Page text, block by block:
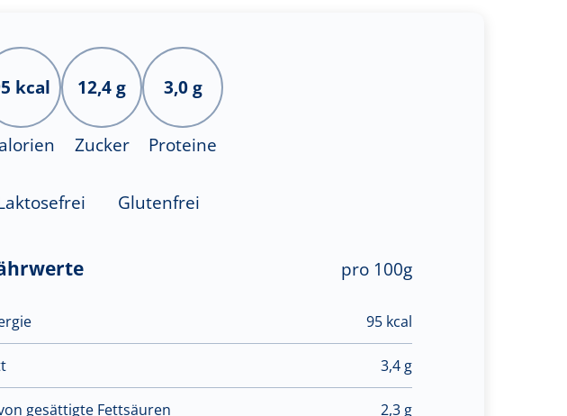
kcal 12,4 g
Zucker
3,0 g
Proteine
Glutenfrei
pro 100g
95 kcal
3,4 g
gesättigte Fettsäuren 2,3 g